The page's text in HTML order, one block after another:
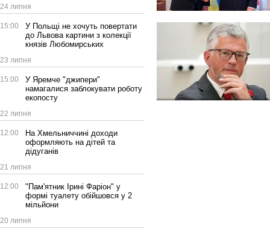
24 липня
15:00
У Польщі не хочуть повертати
до Львова картини з колекції
князів Любомирських
23 липня
15:00
У Яремче "джипери"
намагалися заблокувати роботу
екопосту
22 липня
12:00
На Хмельниччині доходи
оформляють на дітей та
дідуганів
21 липня
12:00
"Пам'ятник Ірині Фаріон" у
формі туалету обійшовся у 2
мільйони
20 липня